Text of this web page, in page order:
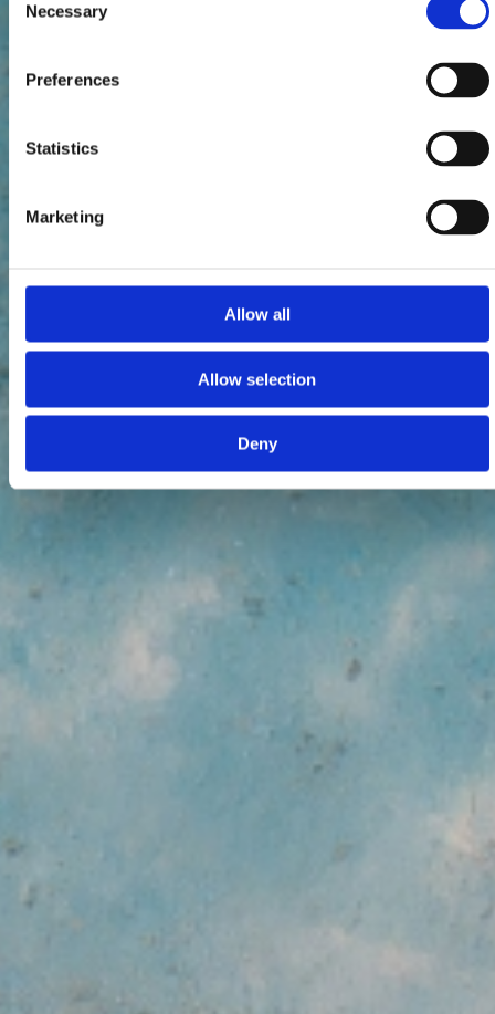
Selection
Necessary
Preferences
Statistics
Marketing
Allow all
Allow selection
Deny